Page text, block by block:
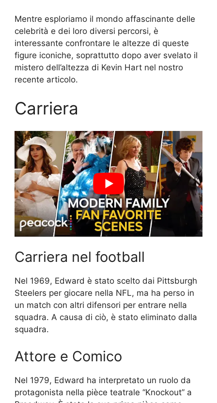
Mentre esploriamo il mondo affascinante delle
celebrità e dei loro diversi percorsi, è
interessante confrontare le altezze di queste
figure iconiche, soprattutto dopo aver svelato il
mistero dell’altezza di Kevin Hart nel nostro
recente articolo.
Carriera
Carriera nel football
Nel 1969, Edward è stato scelto dai Pittsburgh
Steelers per giocare nella NFL, ma ha perso in
un match con altri difensori per entrare nella
squadra. A causa di ciò, è stato eliminato dalla
squadra.
Attore e Comico
Nel 1979, Edward ha interpretato un ruolo da
protagonista nella pièce teatrale “Knockout” a